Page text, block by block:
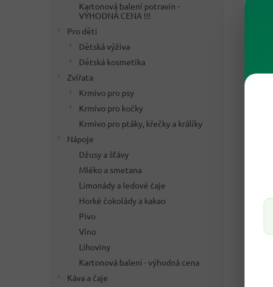
Kartonová balení potravin -
VÝHODNÁ CENA !!!
Pro děti
Dětská výživa
Dětská kosmetika
Zvířata
Krmivo pro psy
Krmivo pro kočky
Krmivo pro ptáky, křečky a králíky
Nápoje
Džusy a šťávy
Mléko a smetana
Limonády a ledové čaje
Horké čokolády a kakao
Pivo
Víno
Lihoviny
Kartonová balení - výhodná cena
Káva a čaje